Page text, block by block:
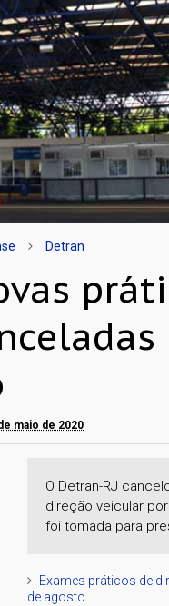
Detran
maio de 2020
O Detran-RJ
direção veicular
foi tomada para
Exames práticos de
de agosto